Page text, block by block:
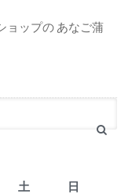
ョップの あなご蒲
土
日